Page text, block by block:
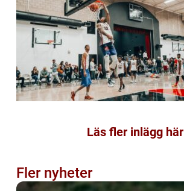
Läs fler inlägg här
Fler nyheter